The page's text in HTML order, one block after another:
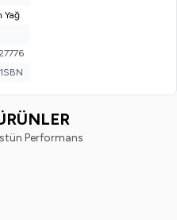
Yağ
Performans